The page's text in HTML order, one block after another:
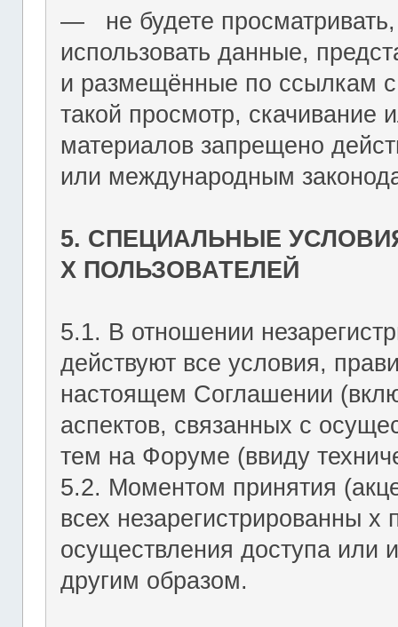
― не будете
использовать данные,
и размещённые по ссылкам
такой просмотр, скачивание
материалов запрещено
или международным
5. СПЕЦИАЛЬНЫЕ
Х ПОЛЬЗОВАТЕЛЕЙ
5.1. В отношении
действуют все условия,
настоящем Соглашении
аспектов, связанных с
тем на Форуме (ввиду
5.2. Моментом принятия
всех незарегистрированны х
осуществления доступа
другим образом.